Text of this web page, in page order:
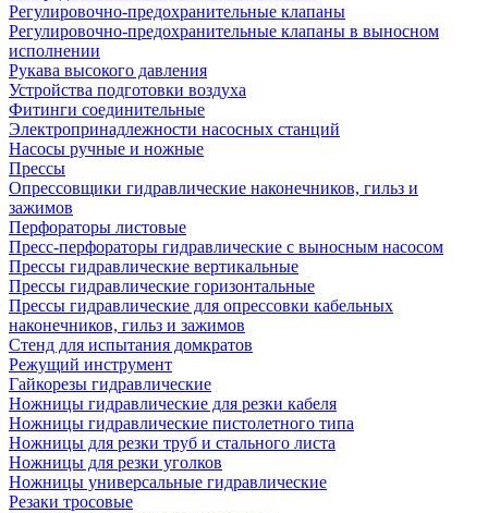
Регулировочно-предохранительные клапаны
Регулировочно-предохранительные клапаны в выносном
исполнении
Рукава высокого давления
Устройства подготовки воздуха
Фитинги соединительные
Электропринадлежности насосных станций
Насосы ручные и ножные
Прессы
Опрессовщики гидравлические наконечников, гильз и
зажимов
Перфораторы листовые
Пресс-перфораторы гидравлические с выносным насосом
Прессы гидравлические вертикальные
Прессы гидравлические горизонтальные
Прессы гидравлические для опрессовки кабельных
наконечников, гильз и зажимов
Стенд для испытания домкратов
Режущий инструмент
Гайкорезы гидравлические
Ножницы гидравлические для резки кабеля
Ножницы гидравлические пистолетного типа
Ножницы для резки труб и стального листа
Ножницы для резки уголков
Ножницы универсальные гидравлические
Резаки тросовые